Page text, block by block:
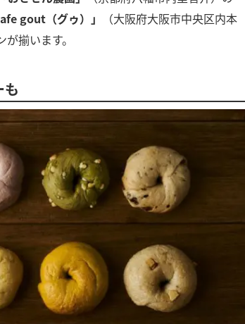
gout（グゥ）」
（大阪府大阪市中央区内本
揃います。